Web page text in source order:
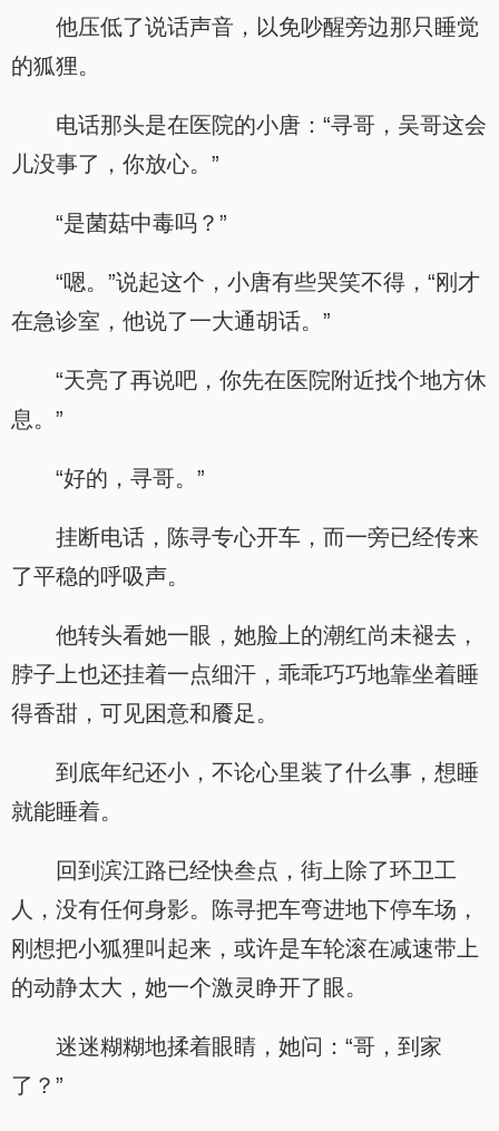
他压低了说话声音，以免吵醒旁边那只睡觉
的狐狸。
电话那头是在医院的小唐：“寻哥，吴哥这会
儿没事了，你放心。”
“是菌菇中毒吗？”
“嗯。”说起这个，小唐有些哭笑不得，“刚才
在急诊室，他说了一大通胡话。”
“天亮了再说吧，你先在医院附近找个地方休
息。”
“好的，寻哥。”
挂断电话，陈寻专心开车，而一旁已经传来
了平稳的呼吸声。
他转头看她一眼，她脸上的潮红尚未褪去，
脖子上也还挂着一点细汗，乖乖巧巧地靠坐着睡
得香甜，可见困意和餍足。
到底年纪还小，不论心里装了什么事，想睡
就能睡着。
回到滨江路已经快叁点，街上除了环卫工
人，没有任何身影。陈寻把车弯进地下停车场，
刚想把小狐狸叫起来，或许是车轮滚在减速带上
的动静太大，她一个激灵睁开了眼。
迷迷糊糊地揉着眼睛，她问：“哥，到家
了？”